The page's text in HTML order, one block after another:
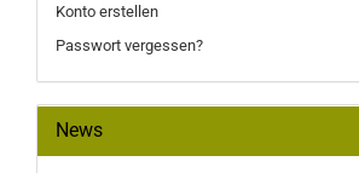
Konto erstellen
Passwort vergessen?
News